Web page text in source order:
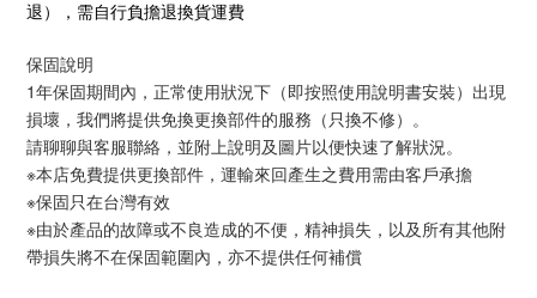
退），需自行負擔退換貨運費
保固說明
1年保固期間內，正常使用狀況下（即按照使用說明書安裝）出現
損壞，我們將提供免換更換部件的服務（只換不修）。
請聊聊與客服聯絡，並附上說明及圖片以便快速了解狀況。
※本店免費提供更換部件，運輸來回產生之費用需由客戶承擔
※保固只在台灣有效
※由於產品的故障或不良造成的不便，精神損失，以及所有其他附
帶損失將不在保固範圍內，亦不提供任何補償